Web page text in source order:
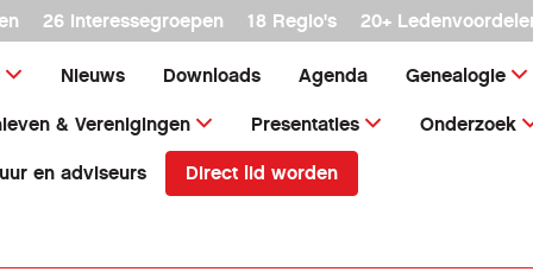
26 interessegroepen 18 Regio's 20+
Nieuws Downloads Agenda Genealogie
& Verenigingen Presentaties Onderzoek
en adviseurs Direct lid worden